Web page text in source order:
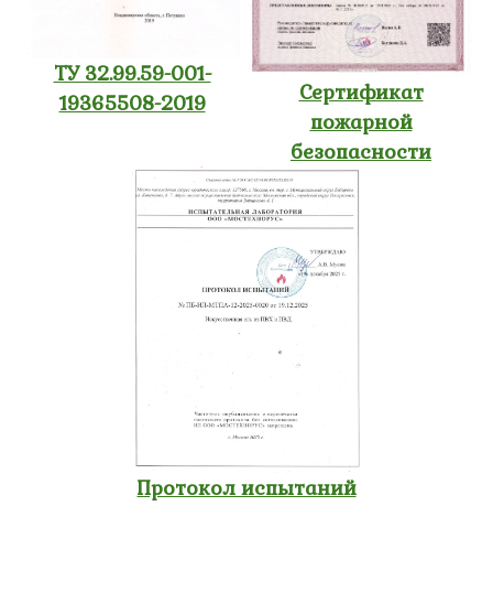
ТУ 32.99.59-001-
19365508-2019
Сертификат
пожарной
безопасности
Протокол испытаний